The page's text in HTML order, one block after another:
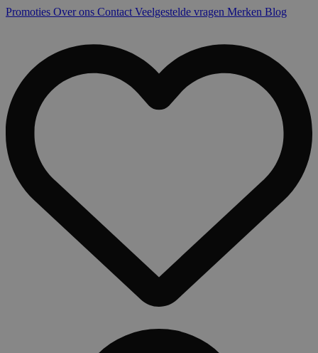
Promoties Over ons Contact Veelgestelde vragen Merken Blog